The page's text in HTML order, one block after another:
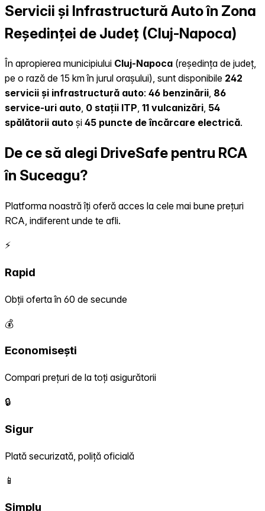
Servicii și Infrastructură Auto în Zona
Reședinței de Județ (Cluj-Napoca)
În apropierea municipiului Cluj-Napoca (reședința de județ,
pe o rază de 15 km în jurul orașului), sunt disponibile 242
servicii și infrastructură auto: 46 benzinării, 86
service-uri auto, 0 stații ITP, 11 vulcanizări, 54
spălătorii auto și 45 puncte de încărcare electrică.
De ce să alegi DriveSafe pentru RCA
în Suceagu?
Platforma noastră îți oferă acces la cele mai bune prețuri
RCA, indiferent unde te afli.
⚡
Rapid
Obții oferta în 60 de secunde
💰
Economisești
Compari prețuri de la toți asigurătorii
🔒
Sigur
Plată securizată, poliță oficială
📱
Simplu